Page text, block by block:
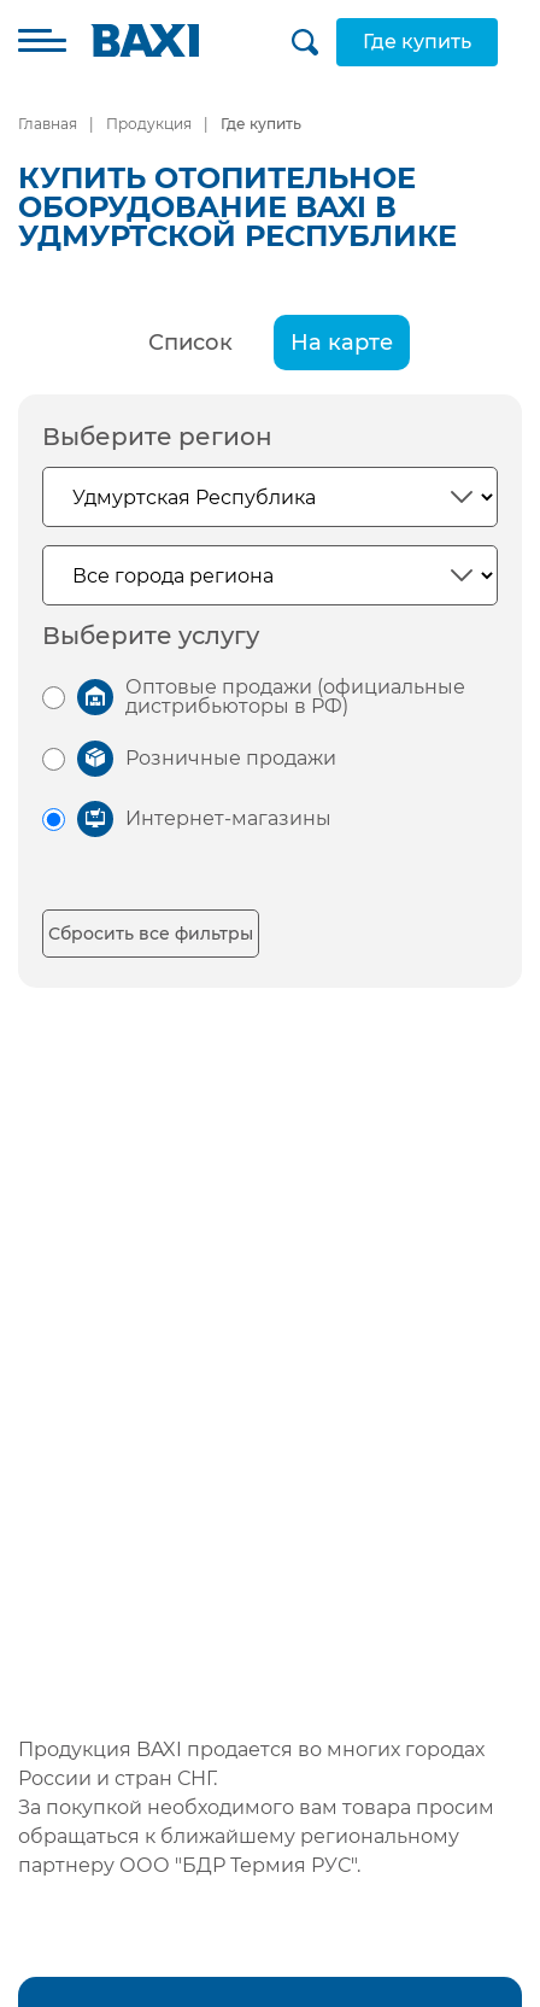
Где купить
Главная Продукция Где купить
КУПИТЬ ОТОПИТЕЛЬНОЕ
ОБОРУДОВАНИЕ BAXI В
УДМУРТСКОЙ РЕСПУБЛИКЕ
Список На карте
Выберите регион
Выберите услугу
Оптовые продажи (официальные
дистрибьюторы в РФ)
Розничные продажи
Интернет-магазины
Сбросить все фильтры
Продукция BAXI продается во многих городах
России и стран СНГ.
За покупкой необходимого вам товара просим
обращаться к ближайшему региональному
партнеру ООО "БДР Термия РУС".